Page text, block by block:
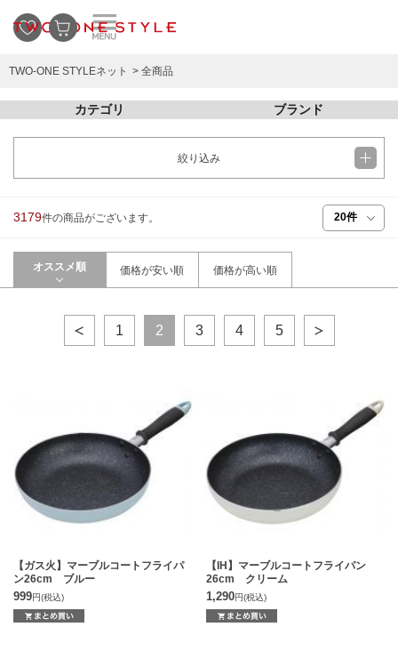
TWO-ONE STYLEネット 全商品
カテゴリ ブランド
絞り込み
3179件の商品がございます。
オススメ順 価格が安い順 価格が高い順
1 2 3 4 5
【ガス火】マーブルコートフライパ
ン26cm ブルー
999円(税込)
【IH】マーブルコートフライパン
26cm クリーム
1,290円(税込)